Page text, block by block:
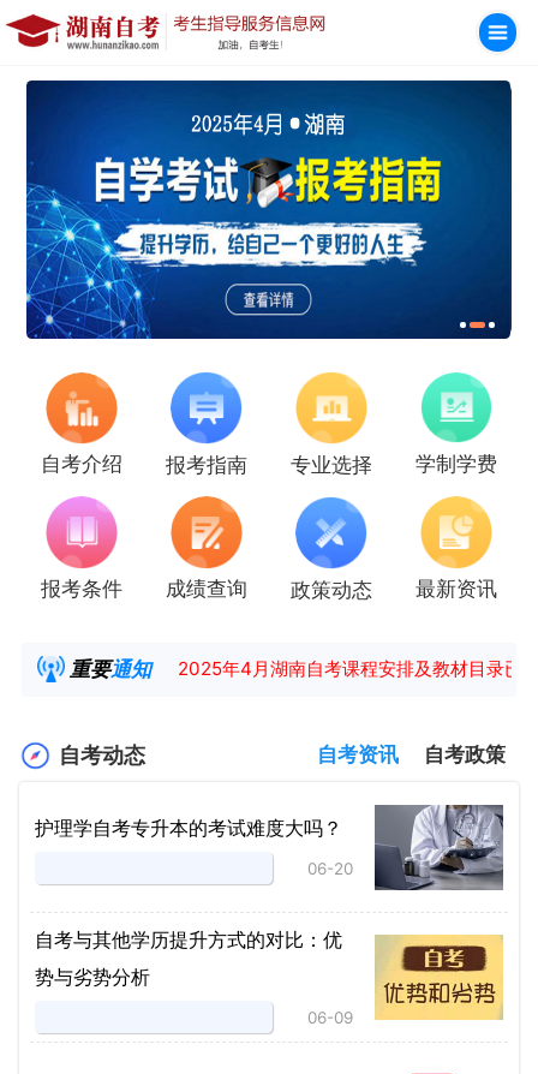
自考介绍 报考指南 专业选择 学制学费
报考条件 成绩查询 政策动态 最新资讯
重要通知
【咨询领取自考各专业复习资料】
2025年4月湖南自考课程安排及教材目录已
自考动态 自考资讯 自考政策
护理学自考专升本的考试难度大吗？
06-20
自考与其他学历提升方式的对比：优
势与劣势分析
06-09